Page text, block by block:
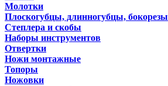
Молотки
Плоскогубцы, длинногубцы, бокорезы
Степлера и скобы
Наборы инструментов
Отвертки
Ножи монтажные
Топоры
Ножовки